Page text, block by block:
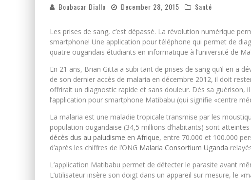
Boubacar Diallo December 28, 2015 Santé
Les prises de sang, c’est dépassé. La révolution numérique
smartphone! Une application pour téléphone qui permet de
quatre ougandais étudiants en informatique à l’université de
En 21 ans, Brian Gitta a subi tant de prises de sang qu’il en a
de son dernier accès de malaria en décembre 2012, il doit
offrirait un diagnostic rapide et sans douleur. Dès sa guérison,
l’application pour smartphone Matibabu (qui signifie «centre
La malaria est une maladie tropicale transmise par les
population ougandaise (34,5 millions d’habitants) sont
décès dus au paludisme en Afrique, entre 70.000 et 100.000
d’après les chiffres de l’ONG Malaria Consortium Uganda
L’application Matibabu permet de détecter le parasite avant
L’utilisateur insère son doigt dans un appareil sur mesure, le